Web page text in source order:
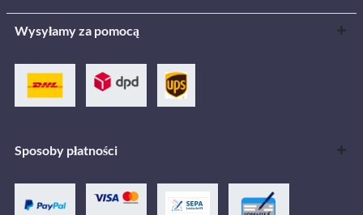
Wysyłamy za pomocą
Sposoby płatności